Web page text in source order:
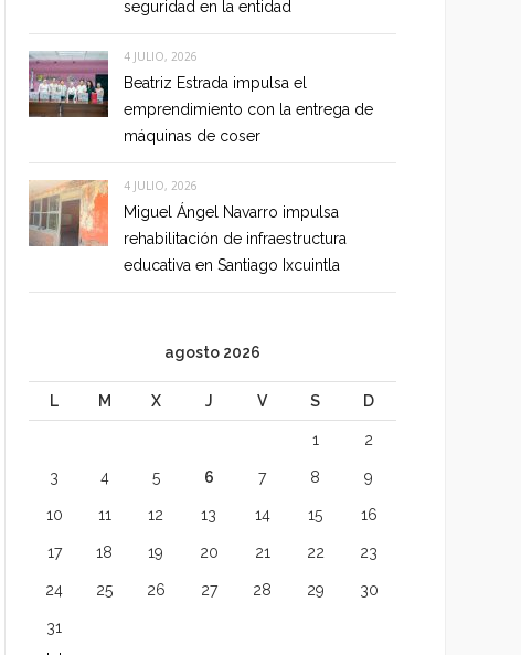
seguridad en la entidad
4 JULIO, 2026
Beatriz Estrada impulsa el
emprendimiento con la entrega de
máquinas de coser
4 JULIO, 2026
Miguel Ángel Navarro impulsa
rehabilitación de infraestructura
educativa en Santiago Ixcuintla
agosto 2026
L M X J V S D
1 2
3 4 5 6 7 8 9
10 11 12 13 14 15 16
17 18 19 20 21 22 23
24 25 26 27 28 29 30
31